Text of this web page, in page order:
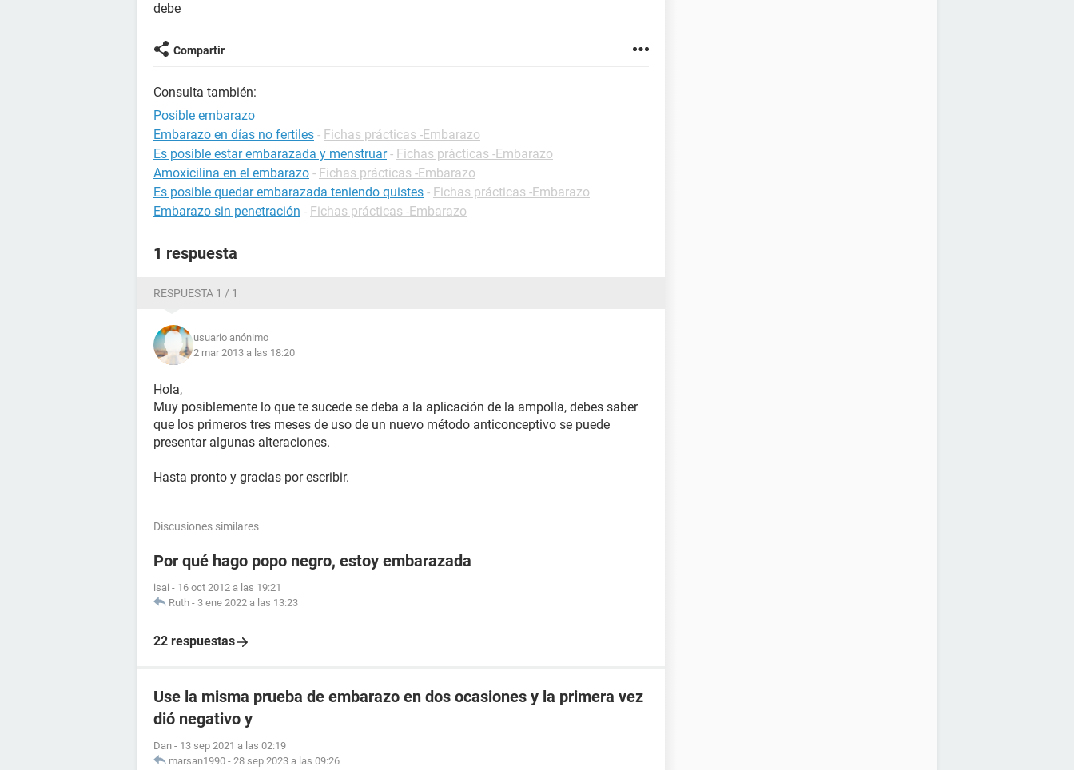
debe
Compartir
Consulta también:
Posible embarazo
Embarazo en días no fertiles - Fichas prácticas -Embarazo
Es posible estar embarazada y menstruar - Fichas prácticas -Embarazo
Amoxicilina en el embarazo - Fichas prácticas -Embarazo
Es posible quedar embarazada teniendo quistes - Fichas prácticas -Embarazo
Embarazo sin penetración - Fichas prácticas -Embarazo
1 respuesta
RESPUESTA 1 / 1
usuario anónimo
2 mar 2013 a las 18:20
Hola,
Muy posiblemente lo que te sucede se deba a la aplicación de la ampolla, debes saber
que los primeros tres meses de uso de un nuevo método anticonceptivo se puede
presentar algunas alteraciones.
Hasta pronto y gracias por escribir.
Discusiones similares
Por qué hago popo negro, estoy embarazada
isai - 16 oct 2012 a las 19:21
Ruth - 3 ene 2022 a las 13:23
22 respuestas
Use la misma prueba de embarazo en dos ocasiones y la primera vez
dió negativo y
Dan - 13 sep 2021 a las 02:19
marsan1990 - 28 sep 2023 a las 09:26